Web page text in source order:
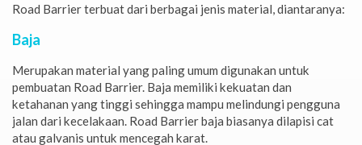
Road Barrier terbuat dari berbagai jenis material, diantaranya:
Baja
Merupakan material yang paling umum digunakan untuk
pembuatan Road Barrier. Baja memiliki kekuatan dan
ketahanan yang tinggi sehingga mampu melindungi pengguna
jalan dari kecelakaan. Road Barrier baja biasanya dilapisi cat
atau galvanis untuk mencegah karat.